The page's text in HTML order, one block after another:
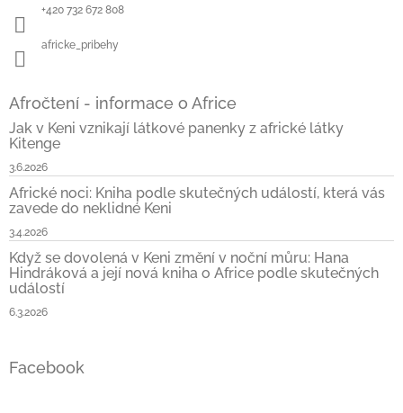
+420 732 672 808
africke_pribehy
Afročtení - informace o Africe
Jak v Keni vznikají látkové panenky z africké látky
Kitenge
3.6.2026
Africké noci: Kniha podle skutečných událostí, která vás
zavede do neklidné Keni
3.4.2026
Když se dovolená v Keni změní v noční můru: Hana
Hindráková a její nová kniha o Africe podle skutečných
událostí
6.3.2026
Facebook